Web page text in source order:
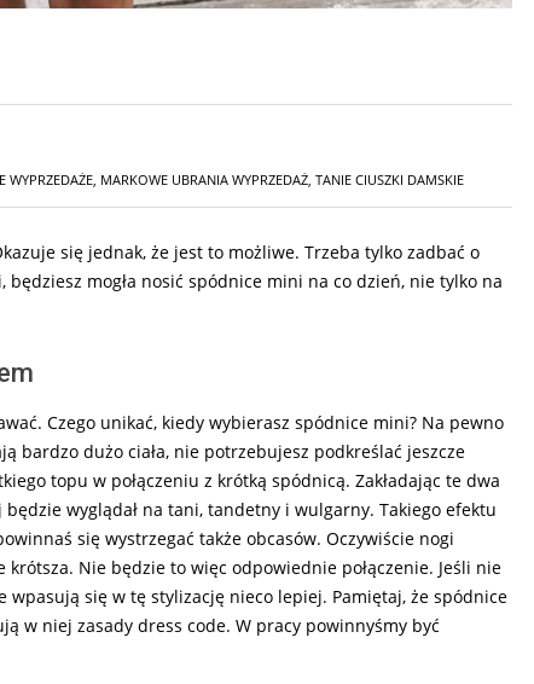
WYPRZEDAŻE, MARKOWE UBRANIA WYPRZEDAŻ, TANIE CIUSZKI DAMSKIE
się jednak, że jest to możliwe. Trzeba tylko zadbać o
mogła nosić spódnice mini na co dzień, nie tylko na
Czego unikać, kiedy wybierasz spódnice mini? Na pewno
bardzo dużo ciała, nie potrzebujesz podkreślać jeszcze
topu w połączeniu z krótką spódnicą. Zakładając te dwa
wyglądał na tani, tandetny i wulgarny. Takiego efektu
się wystrzegać także obcasów. Oczywiście nogi
krótsza. Nie będzie to więc odpowiednie połączenie. Jeśli nie
się w tę stylizację nieco lepiej. Pamiętaj, że spódnice
w niej zasady dress code. W pracy powinnyśmy być